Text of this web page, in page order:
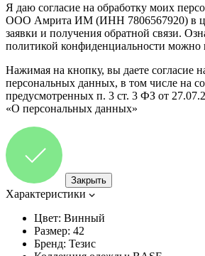
Я даю согласие на обработку моих
ООО Амрита ИМ (ИНН 7806567920) в
заявки и получения обратной связи.
политикой конфиденциальности можно
Нажимая на кнопку, вы даете согласие
персональных данных, в том числе на
предусмотренных п. 3 ст. 3 ФЗ от
«О персональных данных»
Закрыть
Характеристики
Цвет: Винный
Размер: 42
Бренд: Тезис